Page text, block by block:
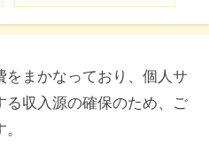
まかなっており、個人サ
る収入源の確保のため、ご